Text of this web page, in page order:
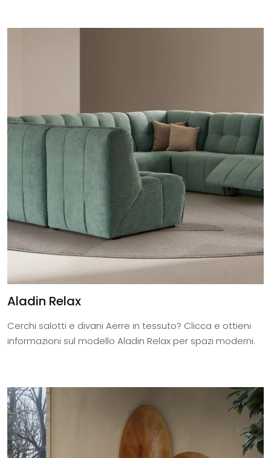
Aladin Relax
Cerchi salotti e divani Aerre in tessuto? Clicca e ottieni
informazioni sul modello Aladin Relax per spazi moderni.